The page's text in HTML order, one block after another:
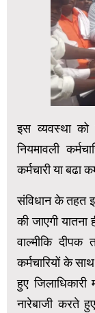
इस व्यवस्था को
नियमावली
कर्मचारी या बढा
संविधान के तहत
की जाएगी
वाल्मीकि दीपक
कर्मचारियों के
हुए
नारेबाजी करते